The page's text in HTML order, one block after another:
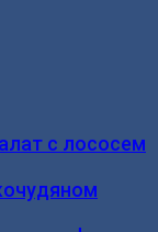
с лососем